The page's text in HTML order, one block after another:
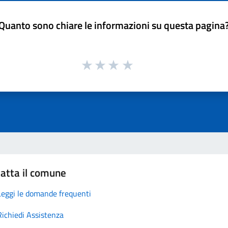
sono chiare le informazioni su questa
il comune
le domande frequenti
Assistenza